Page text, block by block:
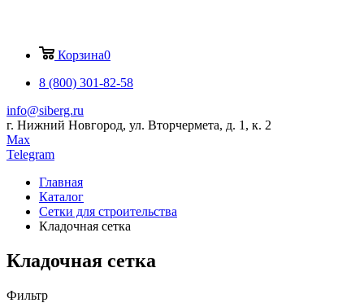
Корзина0
8 (800) 301-82-58
info@siberg.ru
г. Нижний Новгород, ул. Вторчермета, д. 1, к. 2
Max
Telegram
Главная
Каталог
Сетки для строительства
Кладочная сетка
Кладочная сетка
Фильтр